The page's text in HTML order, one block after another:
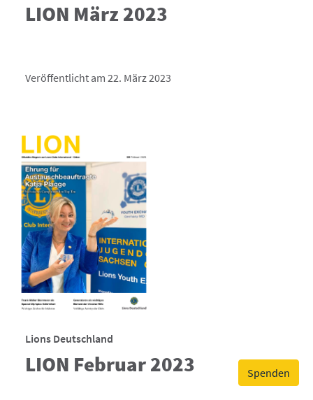
Spenden
LION März 2023
Veröffentlicht am 22. März 2023
Lions Deutschland
LION Februar 2023